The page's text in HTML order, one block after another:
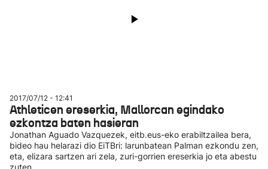
2017/07/12 - 12:41
Athleticen ereserkia, Mallorcan egindako
ezkontza baten hasieran
Jonathan Aguado Vazquezek, eitb.eus-eko erabiltzailea bera,
bideo hau helarazi dio EiTBri: larunbatean Palman ezkondu zen,
eta, elizara sartzen ari zela, zuri-gorrien ereserkia jo eta abestu
zuten.